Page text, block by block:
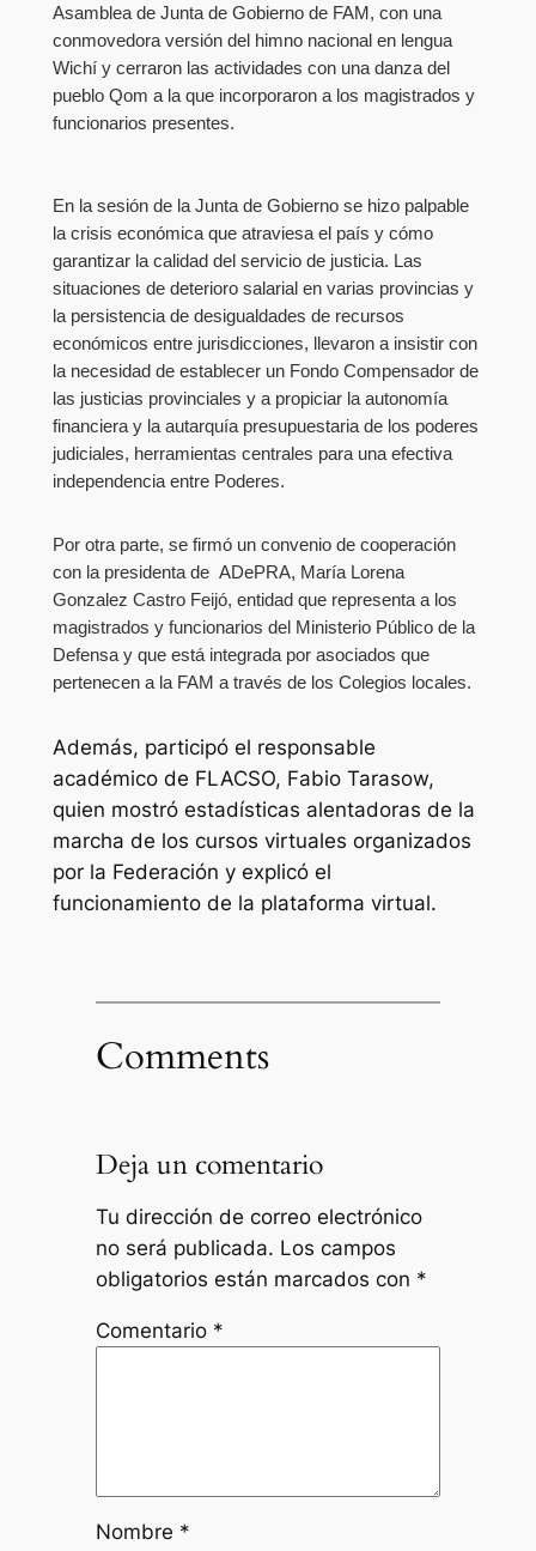
Asamblea de Junta de Gobierno de FAM, con una
conmovedora versión del himno nacional en lengua
Wichí y cerraron las actividades con una danza del
pueblo Qom a la que incorporaron a los magistrados y
funcionarios presentes.
En la sesión de la Junta de Gobierno se hizo palpable
la crisis económica que atraviesa el país y cómo
garantizar la calidad del servicio de justicia. Las
situaciones de deterioro salarial en varias provincias y
la persistencia de desigualdades de recursos
económicos entre jurisdicciones, llevaron a insistir con
la necesidad de establecer un Fondo Compensador de
las justicias provinciales y a propiciar la autonomía
financiera y la autarquía presupuestaria de los poderes
judiciales, herramientas centrales para una efectiva
independencia entre Poderes.
Por otra parte, se firmó un convenio de cooperación
con la presidenta de ADePRA, María Lorena
Gonzalez Castro Feijó, entidad que representa a los
magistrados y funcionarios del Ministerio Público de la
Defensa y que está integrada por asociados que
pertenecen a la FAM a través de los Colegios locales.
Además, participó el responsable
académico de FLACSO, Fabio Tarasow,
quien mostró estadísticas alentadoras de la
marcha de los cursos virtuales organizados
por la Federación y explicó el
funcionamiento de la plataforma virtual.
Comments
Deja un comentario
Tu dirección de correo electrónico
no será publicada. Los campos
obligatorios están marcados con *
Comentario *
Nombre *